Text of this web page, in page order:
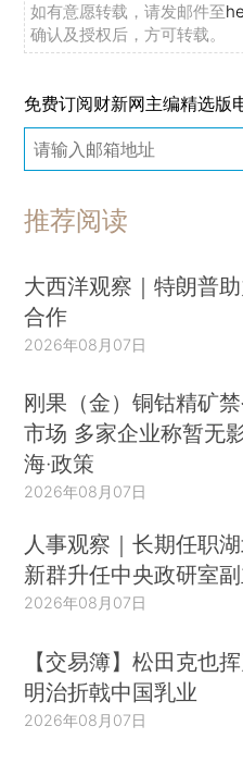
如有意愿转载，请发邮件至
确认及授权后，方可转载。
免费订阅财新网主编精选版
推荐阅读
大西洋观察｜特朗普
合作
2026年08月07日
刚果（金）铜钴精矿
市场 多家企业称暂无
海·政策
2026年08月07日
人事观察｜长期任职
新群升任中央政研室
2026年08月07日
【交易簿】松田克也
明治折戟中国乳业
2026年08月07日